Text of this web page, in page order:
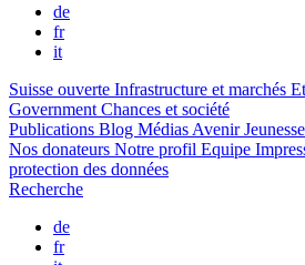
de
fr
it
Suisse ouverte Infrastructure et marchés
Government Chances et société
Publications Blog Médias Avenir Jeunesse
Nos donateurs Notre profil Equipe
protection des données
Recherche
de
fr